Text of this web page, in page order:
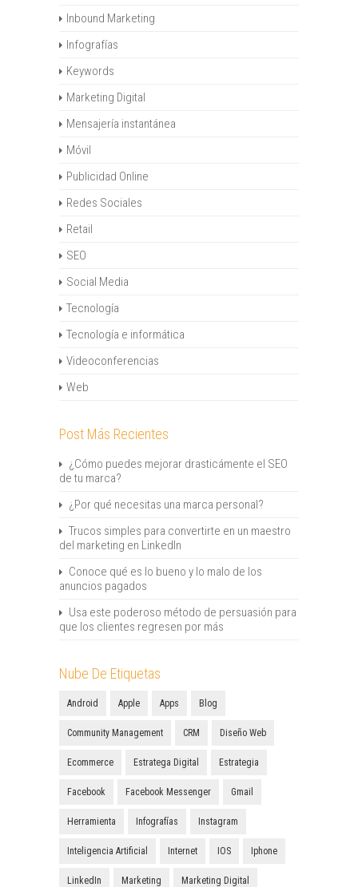
Inbound Marketing
Infografías
Keywords
Marketing Digital
Mensajería instantánea
Móvil
Publicidad Online
Redes Sociales
Retail
SEO
Social Media
Tecnología
Tecnología e informática
Videoconferencias
Web
Post Más Recientes
¿Cómo puedes mejorar drasticámente el SEO
de tu marca?
¿Por qué necesitas una marca personal?
Trucos simples para convertirte en un maestro
del marketing en LinkedIn
Conoce qué es lo bueno y lo malo de los
anuncios pagados
Usa este poderoso método de persuasión para
que los clientes regresen por más
Nube De Etiquetas
Android Apple Apps Blog
Community Management CRM Diseño Web
Ecommerce Estratega Digital Estrategia
Facebook Facebook Messenger Gmail
Herramienta Infografías Instagram
Inteligencia Artificial Internet IOS Iphone
LinkedIn Marketing Marketing Digital